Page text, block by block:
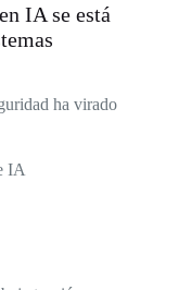
IA se está
ha virado
IA